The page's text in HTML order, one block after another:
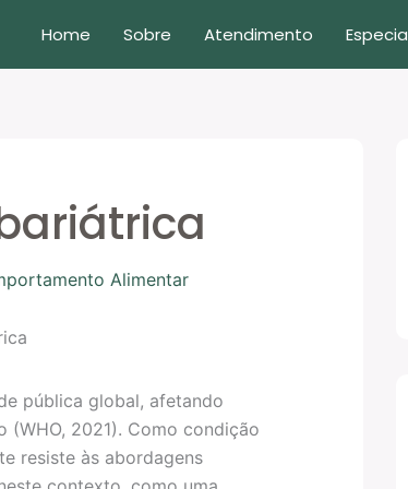
Home Sobre Atendimento
Alimentar
pública global, afetando
2021). Como condição
resiste às abordagens